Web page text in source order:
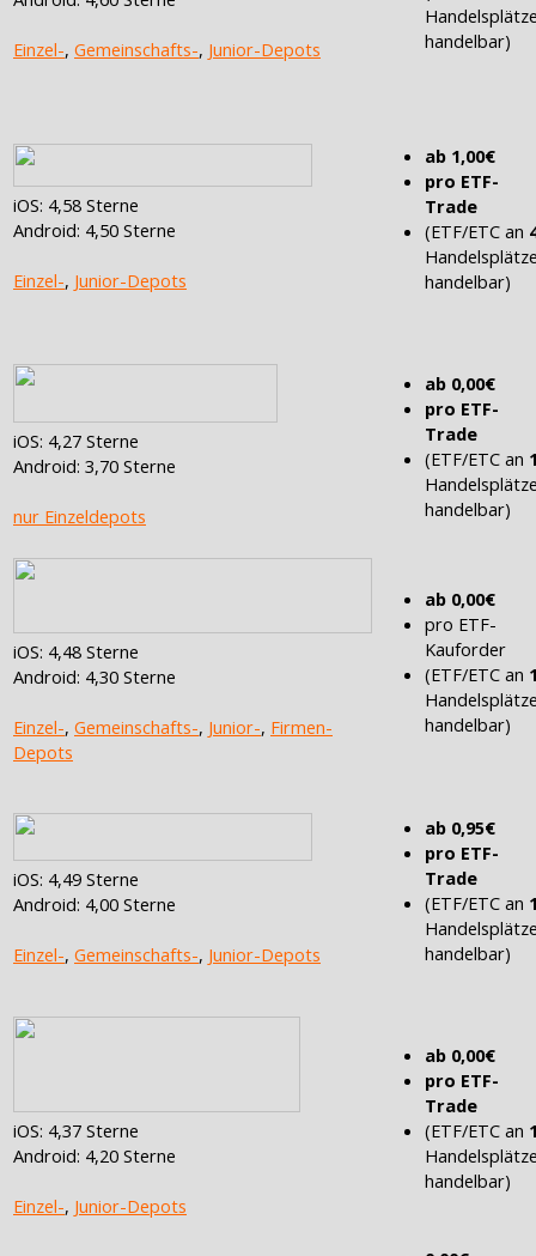
Einzel-, Gemeinschafts-, Junior-Depots
handelbar)
iOS: 4,58 Sterne
Android: 4,50 Sterne
Einzel-, Junior-Depots
ab 1,00€
pro ETF-
Trade
(ETF/ETC an
handelbar)
iOS: 4,27 Sterne
Android: 3,70 Sterne
nur Einzeldepots
ab 0,00€
pro ETF-
Trade
(ETF/ETC an
handelbar)
iOS: 4,48 Sterne
Android: 4,30 Sterne
Einzel-, Gemeinschafts-, Junior-, Firmen-
Depots
ab 0,00€
pro ETF-
Kauforder
(ETF/ETC an
handelbar)
iOS: 4,49 Sterne
Android: 4,00 Sterne
Einzel-, Gemeinschafts-, Junior-Depots
ab 0,95€
pro ETF-
Trade
(ETF/ETC an
handelbar)
iOS: 4,37 Sterne
Android: 4,20 Sterne
Einzel-, Junior-Depots
ab 0,00€
pro ETF-
Trade
(ETF/ETC an
handelbar)